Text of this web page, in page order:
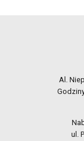
Al.
ul.